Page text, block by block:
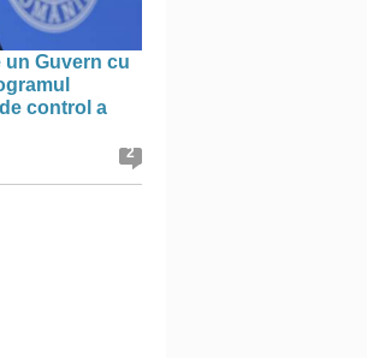
un Guvern cu
control a
2